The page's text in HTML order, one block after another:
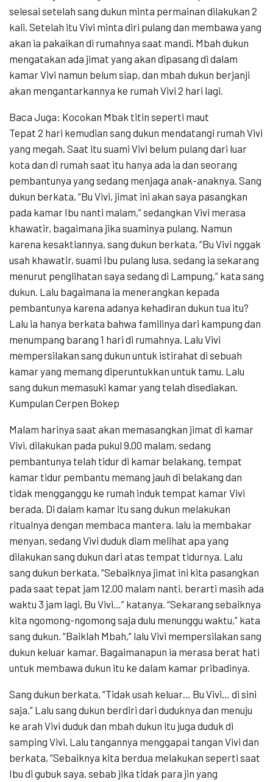
selesai setelah sang dukun minta permainan dilakukan 2
kali. Setelah itu Vivi minta diri pulang dan membawa yang
akan ia pakaikan di rumahnya saat mandi. Mbah dukun
mengatakan ada jimat yang akan dipasang di dalam
kamar Vivi namun belum siap, dan mbah dukun berjanji
akan mengantarkannya ke rumah Vivi 2 hari lagi.
Baca Juga: Kocokan Mbak titin seperti maut
Tepat 2 hari kemudian sang dukun mendatangi rumah Vivi
yang megah. Saat itu suami Vivi belum pulang dari luar
kota dan di rumah saat itu hanya ada ia dan seorang
pembantunya yang sedang menjaga anak-anaknya. Sang
dukun berkata, “Bu Vivi, jimat ini akan saya pasangkan
pada kamar Ibu nanti malam,” sedangkan Vivi merasa
khawatir, bagaimana jika suaminya pulang. Namun
karena kesaktiannya, sang dukun berkata, “Bu Vivi nggak
usah khawatir, suami Ibu pulang lusa, sedang ia sekarang
menurut penglihatan saya sedang di Lampung,” kata sang
dukun. Lalu bagaimana ia menerangkan kepada
pembantunya karena adanya kehadiran dukun tua itu?
Lalu ia hanya berkata bahwa familinya dari kampung dan
menumpang barang 1 hari di rumahnya. Lalu Vivi
mempersilakan sang dukun untuk istirahat di sebuah
kamar yang memang diperuntukkan untuk tamu. Lalu
sang dukun memasuki kamar yang telah disediakan.
Kumpulan Cerpen Bokep
Malam harinya saat akan memasangkan jimat di kamar
Vivi, dilakukan pada pukul 9.00 malam, sedang
pembantunya telah tidur di kamar belakang, tempat
kamar tidur pembantu memang jauh di belakang dan
tidak mengganggu ke rumah induk tempat kamar Vivi
berada. Di dalam kamar itu sang dukun melakukan
ritualnya dengan membaca mantera, lalu ia membakar
menyan, sedang Vivi duduk diam melihat apa yang
dilakukan sang dukun dari atas tempat tidurnya. Lalu
sang dukun berkata, “Sebaiknya jimat ini kita pasangkan
pada saat tepat jam 12.00 malam nanti, berarti masih ada
waktu 3 jam lagi, Bu Vivi…” katanya. “Sekarang sebaiknya
kita ngomong-ngomong saja dulu menunggu waktu,” kata
sang dukun. “Baiklah Mbah,” lalu Vivi mempersilakan sang
dukun keluar kamar. Bagaimanapun ia merasa berat hati
untuk membawa dukun itu ke dalam kamar pribadinya.
Sang dukun berkata, “Tidak usah keluar… Bu Vivi… di sini
saja.” Lalu sang dukun berdiri dari duduknya dan menuju
ke arah Vivi duduk dan mbah dukun itu juga duduk di
samping Vivi. Lalu tangannya menggapai tangan Vivi dan
berkata, “Sebaiknya kita berdua melakukan seperti saat
Ibu di gubuk saya, sebab jika tidak para jin yang